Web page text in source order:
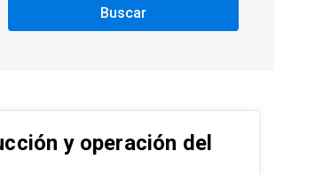
Buscar
y operación del